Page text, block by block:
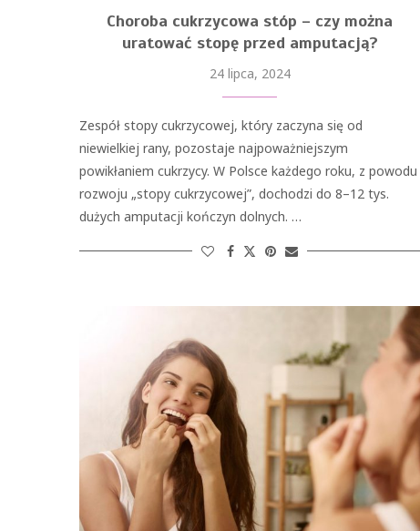
Choroba cukrzycowa stóp – czy można
uratować stopę przed amputacją?
24 lipca, 2024
Zespół stopy cukrzycowej, który zaczyna się od
niewielkiej rany, pozostaje najpoważniejszym
powikłaniem cukrzycy. W Polsce każdego roku, z powodu
rozwoju „stopy cukrzycowej”, dochodzi do 8–12 tys.
dużych amputacji kończyn dolnych. …